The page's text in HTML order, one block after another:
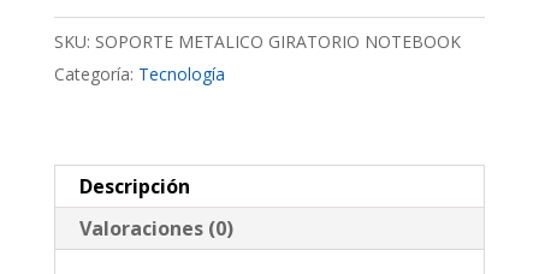
NOTEBOOK
cantidad
SKU: SOPORTE METALICO GIRATORIO NOTEBOOK
Categoría: Tecnología
Descripción
Valoraciones (0)